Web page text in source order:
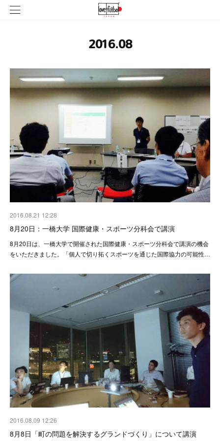
2016.08
2016.08.21 12:28
8月20日：一橋大学 国際健康・スポーツ分科会で講演
8月20日は、一橋大学で開催された国際健康・スポーツ分科会で講演の機会
をいただきました。「個人で切り拓くスポーツを通じた国際協力の可能性…
2016.08.09 12:26
8月8日「町の問題を解決するグランドづくり」について講演